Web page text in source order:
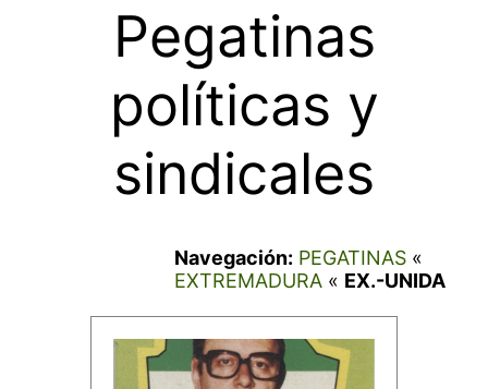
Pegatinas
políticas y
sindicales
Navegación: PEGATINAS «
EXTREMADURA « EX.-UNIDA